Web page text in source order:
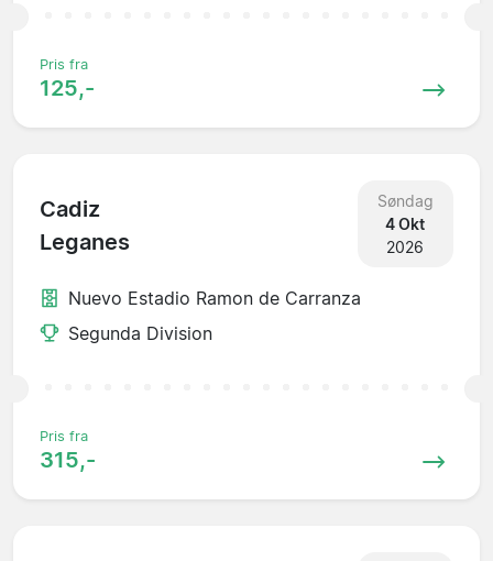
Pris fra
125,-
Cadiz
Leganes
Søndag
4 Okt
2026
Nuevo Estadio Ramon de Carranza
Segunda Division
Pris fra
315,-